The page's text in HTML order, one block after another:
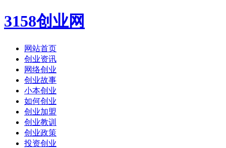
3158创业网
网站首页
创业资讯
网络创业
创业故事
小本创业
如何创业
创业加盟
创业教训
创业政策
投资创业